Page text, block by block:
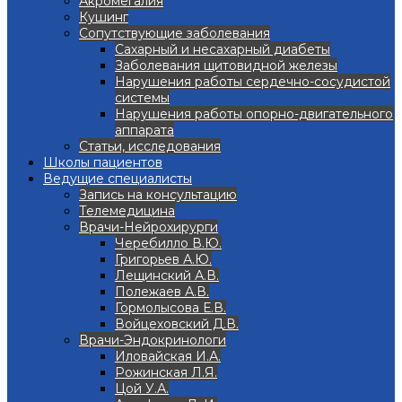
Кушинг
Сопутствующие заболевания
Сахарный и несахарный диабеты
Заболевания щитовидной железы
Нарушения работы сердечно-сосудистой
системы
Нарушения работы опорно-двигательного
аппарата
Статьи, исследования
Школы пациентов
Ведущие специалисты
Запись на консультацию
Телемедицина
Врачи-Нейрохирурги
Черебилло В.Ю.
Григорьев А.Ю.
Лещинский А.В.
Полежаев А.В.
Гормолысова Е.В.
Войцеховский Д.В.
Врачи-Эндокринологи
Иловайская И.А.
Рожинская Л.Я.
Цой У.А.